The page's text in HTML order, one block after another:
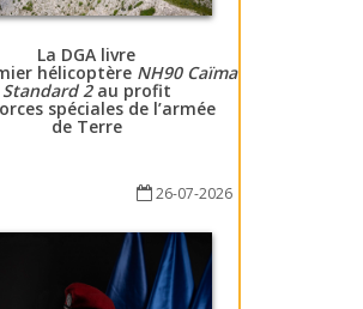
La DGA livre
hélicoptère NH90 Caïman
Standard 2au profit
spéciales de l’armée
de Terre
26-07-2026